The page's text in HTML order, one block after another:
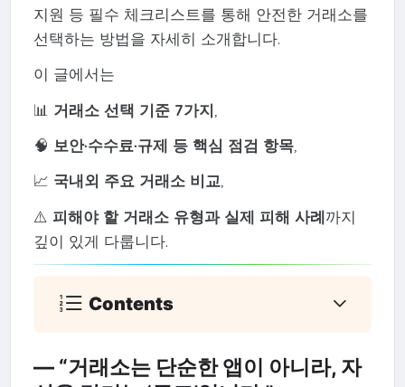
지원 등 필수 체크리스트를 통해 안전한 거래소를
선택하는 방법을 자세히 소개합니다.
이 글에서는
📊 거래소 선택 기준 7가지
🧠 보안·수수료·규제 등 핵심 점검 항목,
📈 국내외 주요 거래소 비교,
⚠️ 피해야 할 거래소 유형과 실제 피해 사례까지
깊이 있게 다룹니다.
Contents
— “거래소는 단순한 앱이 아니라, 자